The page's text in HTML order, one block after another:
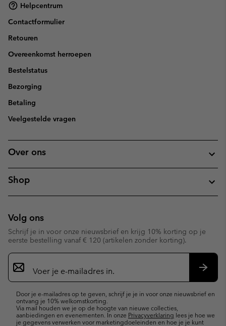
Helpcentrum
Contactformulier
Retouren
Overeenkomst herroepen
Bestelstatus
Bezorging
Betaling
Veelgestelde vragen
Over ons
Shop
Volg ons
Schrijf je in voor onze nieuwsbrief en krijg 10% korting op je
eerste bestelling vanaf € 120 (artikelen zonder korting).
Aanmelden
voor
e-
Door je e-mailadres op te geven, schrijf je je in voor onze nieuwsbrief en
ontvang je 10% welkomstkorting.
Via mail houden we je op de hoogte van nieuwe collecties,
aanbiedingen en evenementen. In onze Privacyverklaring lees je hoe we
je gegevens verwerken voor marketingdoeleinden en hoe je je kunt